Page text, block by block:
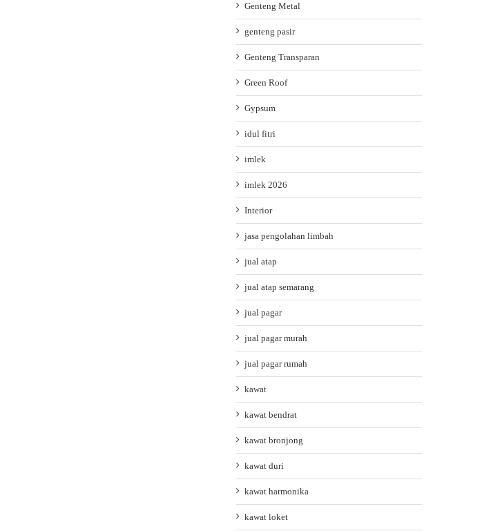
Genteng Metal
genteng pasir
Genteng Transparan
Green Roof
Gypsum
idul fitri
imlek
imlek 2026
Interior
jasa pengolahan limbah
jual atap
jual atap semarang
jual pagar
jual pagar murah
jual pagar rumah
kawat
kawat bendrat
kawat bronjong
kawat duri
kawat harmonika
kawat loket